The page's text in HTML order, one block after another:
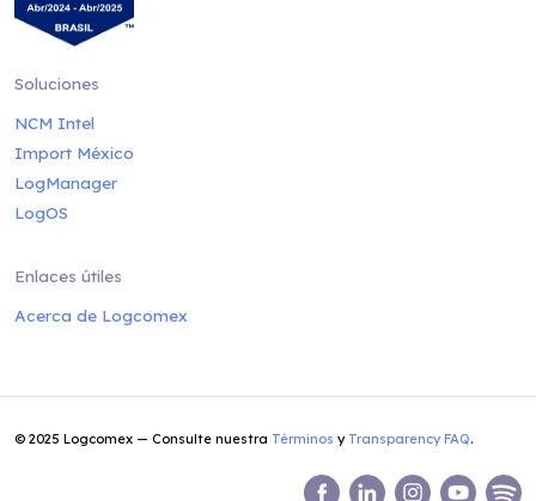
Soluciones
NCM Intel
Import México
LogManager
LogOS
Enlaces útiles
Acerca de Logcomex
© 2025 Logcomex — Consulte nuestra Términos y Transparency FAQ.